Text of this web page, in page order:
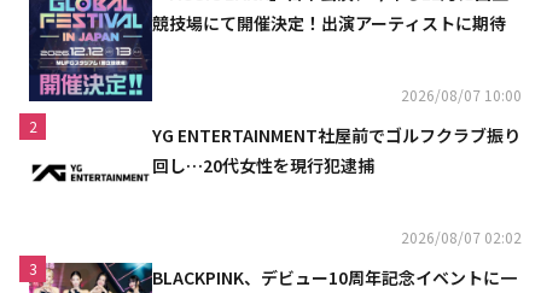
競技場にて開催決定！出演アーティストに期待
2026/08/07 10:00
2
YG ENTERTAINMENT社屋前でゴルフクラブ振り
回し…20代女性を現行犯逮捕
2026/08/07 02:02
3
BLACKPINK、デビュー10周年記念イベントに一